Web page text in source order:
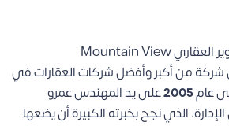
شركة ماونتن فيو للتطوير العقاري Mountain View
أفضل شركات العقارات في
عام2005على يد المهندس عمرو
الذي نجح بخبرته الكبيرة أن يضعها